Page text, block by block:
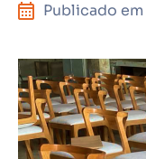
Publicado em